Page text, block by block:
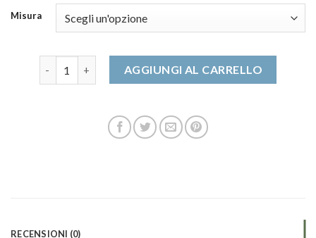
Misura
scarpe trekking uomo quantitàAGGIUNGI AL CARRELLO
RECENSIONI (0)